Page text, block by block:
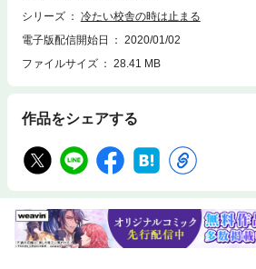
シリーズ
冷たい校舎の時は止まる
電子版配信開始日
2020/01/02
ファイルサイズ
28.41 MB
作品をシェアする